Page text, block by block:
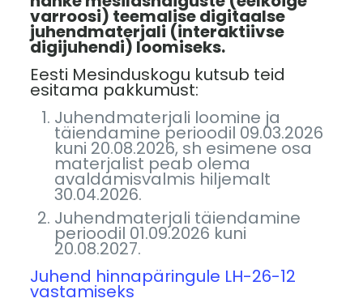
varroosi) teemalise digitaalse
juhendmaterjali (interaktiivse
digijuhendi) loomiseks.
Eesti Mesinduskogu kutsub teid
esitama pakkumust:
Juhendmaterjali loomine ja
täiendamine perioodil 09.03.2026
kuni 20.08.2026, sh esimene osa
materjalist peab olema
avaldamisvalmis hiljemalt
30.04.2026.
Juhendmaterjali täiendamine
perioodil 01.09.2026 kuni
20.08.2027.
Juhend hinnapäringule LH-26-12
vastamiseks